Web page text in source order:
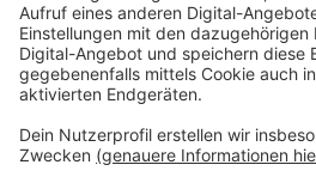
den vergangenen vier Wochen
Vergleich: in einem ganzen Jahr
sonst rund 3.000 Tonnen